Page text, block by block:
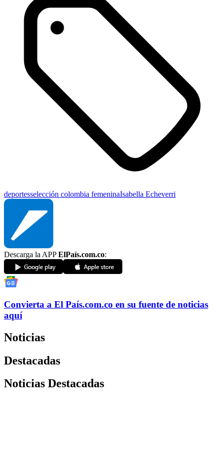
deportesselección colombia femeninaIsabella Echeverri
Descarga la APPElPaís.com.co:
Convierta a El País.com.co en su fuente de noticias
aquí
Noticias
Destacadas
Noticias Destacadas